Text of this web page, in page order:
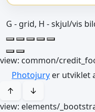
G - grid, H - skjul/vis
view: common/
Photojury er utviklet
↑
↓
view: elements/